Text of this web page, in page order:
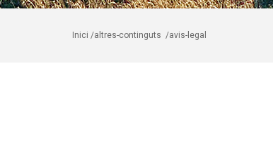
Inici /altres-continguts /avis-legal